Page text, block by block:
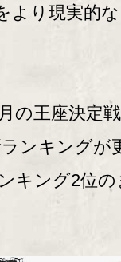
より現実的
の王座決定
ンキングが
キング2位